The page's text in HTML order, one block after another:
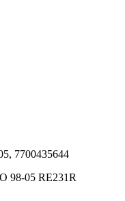
7700435644
98-05 RE231R